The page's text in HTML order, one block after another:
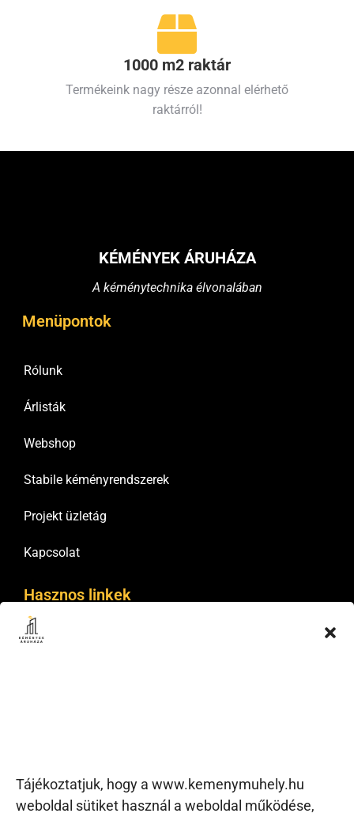
Tájékoztatjuk, hogy a www.kemenymuhely.hu
weboldal sütiket használ a weboldal működése,
1000 m2 raktár
Termékeink nagy része azonnal elérhető
raktárról!
KÉMÉNYEK ÁRUHÁZA
A kéménytechnika élvonalában
Menüpontok
Rólunk
Árlisták
Webshop
Stabile kéményrendszerek
Projekt üzletág
Kapcsolat
Hasznos linkek
Általános Szerződési Feltételek
Kapcsolat